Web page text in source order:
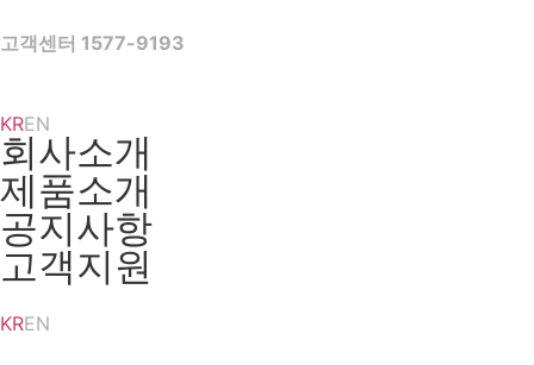
to
고객센터 1577-9193
KREN
회사소개
제품소개
공지사항
고객지원
KREN